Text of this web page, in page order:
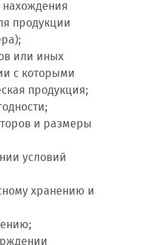
продукции
или иных
с которыми
продукция;
и размеры
условий
хранению и